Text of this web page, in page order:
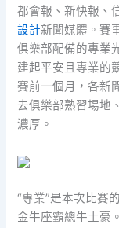
都會報、新快報、
設計新聞媒體。賽
俱樂部配備的專業
建起平安且專業的
賽前一個月，各新
去俱樂部熟習場地
濃厚。
“專業”是本次比賽
金牛座霸總牛土豪